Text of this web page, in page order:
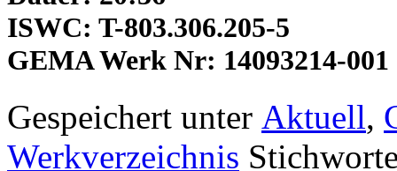
ISWC: T-803.306.205-5
GEMA Werk Nr: 14093214-001
Gespeichert unter Aktuell,
Werkverzeichnis